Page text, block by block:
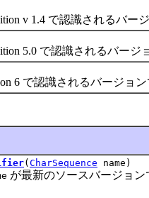
v 1.4 で認識されるバー
5.0 で認識されるバージ
6 で認識されるバージョ
( CharSequence name)
が最新のソースバージョ